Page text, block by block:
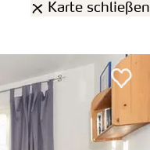
Karte schließen